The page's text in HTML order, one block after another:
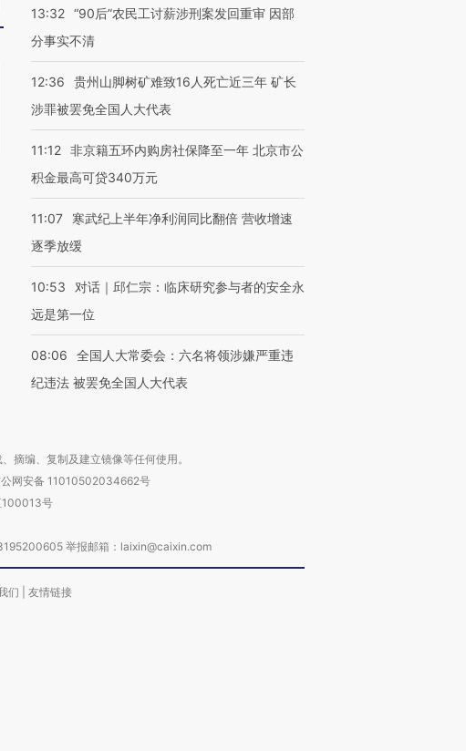
推广】走进第四届链博
有意思的生活方式·第三对
住三大增长引擎是什么？
13:32 “90后”农民工讨薪涉刑案发回重审 因部
分事实不清
12:36
贵州山脚树矿难致16人死亡近三年 矿长
涉罪被罢免全国人大代表
11:12 非京籍五环内购房社保降至一年 北京市公
积金最高可贷340万元
11:07
寒武纪上半年净利润同比翻倍 营收增速
逐季放缓
10:53
对话｜邱仁宗：临床研究参与者的安全永
远是第一位
08:06
全国人大常委会：六名将领涉嫌严重违
纪违法 被罢免全国人大代表
摘编、复制及建立镜像等任何使用。
网安备 11010502034662号
100013号
举报邮箱：laixin@caixin.com
们 友情链接